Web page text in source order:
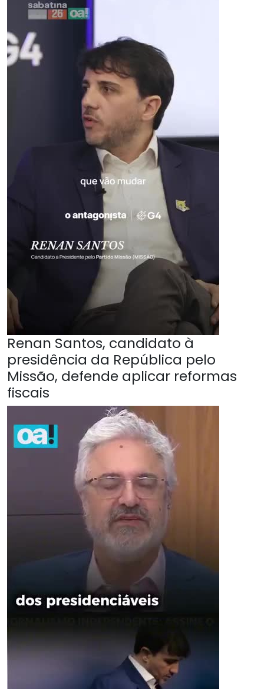
Renan Santos, candidato à
presidência da República pelo
Missão, defende aplicar reformas
fiscais